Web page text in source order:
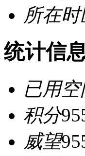
所在时
统计信
已用空
积分
威望